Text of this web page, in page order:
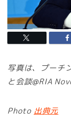
写真は、プーチ
と会談@RIA
Photo 出典元